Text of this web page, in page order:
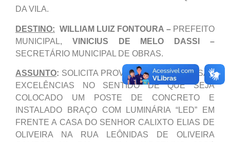
DA VILA.
DESTINO: WILLIAM LUIZ FONTOURA – PREFEITO
MUNICIPAL, VINICIUS DE MELO DASSI –
SECRETÁRIO MUNICIPAL DE OBRAS.
ASSUNTO: SOLICITA PROVIDÊNCIAS DE VOSSAS
EXCELÊNCIAS NO SENTIDO DE QUE SEJA
COLOCADO UM POSTE DE CONCRETO E
INSTALADO BRAÇO COM LUMINÁRIA “LED” EM
FRENTE A CASA DO SENHOR CALIXTO ELIAS DE
OLIVEIRA NA RUA LEÔNIDAS DE OLIVEIRA